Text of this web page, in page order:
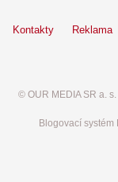
Kontakty Reklama
© OUR MEDIA SR a.
Blogovací systém